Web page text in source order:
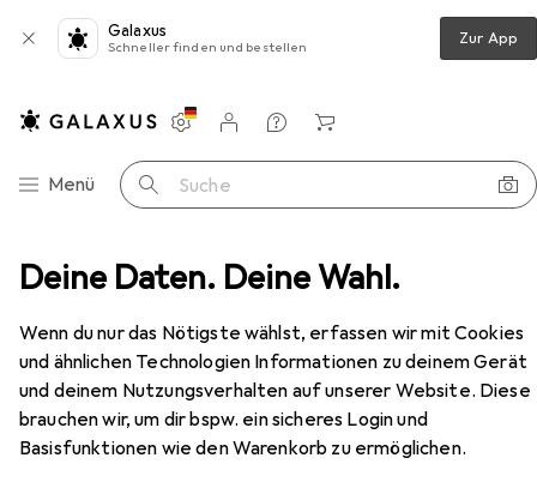
Deine Daten. Deine Wahl.
Wenn du nur das Nötigste wählst, erfassen wir mit Cookies
und ähnlichen Technologien Informationen zu deinem Gerät
und deinem Nutzungsverhalten auf unserer Website. Diese
brauchen wir, um dir bspw. ein sicheres Login und
Basisfunktionen wie den Warenkorb zu ermöglichen.
Galaxus
Schneller finden und bestellen Zur App
Navigation nach Kategorien
Menü Suche
Einstellungen
Kundenkonto
Vergleichslisten
Merklisten
Warenkorb
Sencor electric kettle 1.5L, smart SWK1590SS
EUR
72,90
Sencorelectric kettle 1.5L, smart
SWK1590SS
1.50 l